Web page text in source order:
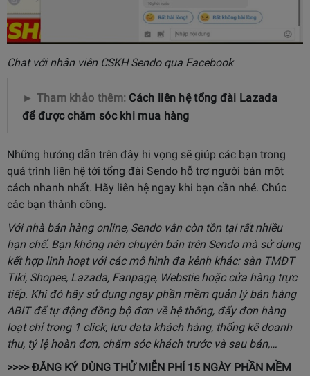
Chat với nhân viên CSKH Sendo qua Facebook
► Tham khảo thêm: Cách liên hệ tổng đài Lazada
để được chăm sóc khi mua hàng
Những hướng dẫn trên đây hi vọng sẽ giúp các bạn trong
quá trình liên hệ tới tổng đài Sendo hỗ trợ người bán một
cách nhanh nhất. Hãy liên hệ ngay khi bạn cần nhé. Chúc
các bạn thành công.
Với nhà bán hàng online, Sendo vẫn còn tồn tại rất nhiều
hạn chế. Bạn không nên chuyên bán trên Sendo mà sử dụng
kết hợp linh hoạt với các mô hình đa kênh khác: sàn TMĐT
Tiki, Shopee, Lazada, Fanpage, Webstie hoặc cửa hàng trực
tiếp. Khi đó hãy sử dụng ngay phần mềm quản lý bán hàng
ABIT để tự động đồng bộ đơn về hệ thống, đẩy đơn hàng
loạt chỉ trong 1 click, lưu data khách hàng, thống kê doanh
thu, tỷ lệ hoàn đơn, chăm sóc khách trước và sau bán,…
>>>>ĐĂNG KÝ DÙNG THỬ MIỄN PHÍ 15 NGÀY PHẦN MỀM